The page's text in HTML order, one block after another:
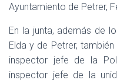
Ayuntamiento de Petrer,
En la junta, además de
Elda y de Petrer,
inspector jefe de la
inspector jefe de la